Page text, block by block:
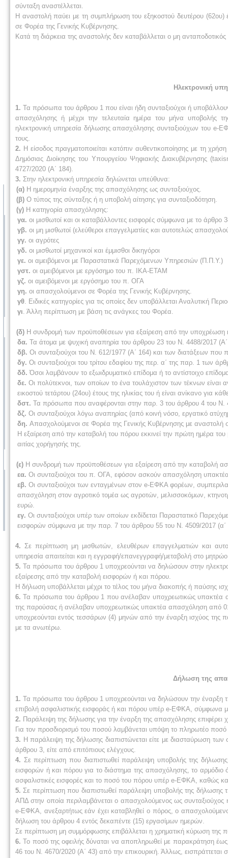
σύνταξη αναστέλλεται.
Η αναστολή παύει με τη συμπλήρωση του εξηκοστού δευτέρου (62ου)
σε Φορέα της Γενικής Κυβέρνησης.
Κατά τη διάρκεια της αναστολής δεν καταβάλλεται ο μη
Ηλεκτρονική
1. Τα πρόσωπα του άρθρου 1 που είναι ήδη συνταξιούχοι ή
απασχόλησης ή μέχρι την τελευταία ημέρα του μήνα υποβολής
ηλεκτρονική υπηρεσία δήλωσης απασχόλησης συνταξιούχων του e-
τους.
2. Η είσοδος πραγματοποιείται κατόπιν αυθεντικοποίησης με τη
Δημόσιας Διοίκησης του Υπουργείου Ψηφιακής Διακυβέρνησης
4727/2020 (Α΄ 184).
3. Στην ηλεκτρονική υπηρεσία δηλώνεται υπεύθυνα:
(α) Η ημερομηνία έναρξης της απασχόλησης ως συνταξιούχος.
(β) Ο τύπος της σύνταξης ή η υποβολή αίτησης για συνταξιοδότηση.
(γ) Η κατηγορία απασχόλησης:
γα. οι μισθωτοί και οι καταβάλλοντες εισφορές σύμφωνα με το
γβ. οι μη μισθωτοί (ελεύθεροι επαγγελματίες και αυτοτελώς
γγ. οι αγρότες
γδ. οι μισθωτοί μηχανικοί και έμμισθοι δικηγόροι
γε. οι αμειβόμενοι με Παραστατικά Παρεχόμενων Υπηρεσιών (Π.Π.Υ.)
γστ. οι αμειβόμενοι με εργόσημο του π. ΙΚΑ-ΕΤΑΜ
γζ. οι αμειβόμενοι με εργόσημο του π. ΟΓΑ
γη. οι απασχολούμενοι σε Φορέα της Γενικής Κυβέρνησης.
γθ . Ειδικές κατηγορίες για τις οποίες δεν υποβάλλεται Αναλυτική
γι . Άλλη περίπτωση με βάση τις ανάγκες του Φορέα.
(δ) Η συνδρομή των προϋποθέσεων για εξαίρεση από την
δα. Τα άτομα με ψυχική αναπηρία του άρθρου 23 του Ν. 4488/2017
δβ. Οι συνταξιούχοι του Ν. 612/1977 (Α΄ 164) και των διατάξεων
δγ. Οι συνταξιούχοι του τρίτου εδαφίου της περ. α΄ της παρ. 1 των
δδ. Όσοι λαμβάνουν το εξωιδρυματικό επίδομα ή το αντίστοιχο
δε. Οι πολύτεκνοι, των οποίων το ένα τουλάχιστον των τέκνων
εικοστού τετάρτου (24ου) έτους της ηλικίας του ή είναι ανίκανο για
δστ. Τα πρόσωπα που αναφέρονται στην παρ. 3 του άρθρου 4 του Ν.
δζ. Οι συνταξιούχοι λόγω αναπηρίας (από κοινή νόσο, εργατικό
δη. Απασχολούμενοι σε Φορέα της Γενικής Κυβέρνησης με
Η εξαίρεση από την καταβολή του πόρου εκκινεί την πρώτη ημέρα του
αιτίας χορήγησής της.
(ε) Η συνδρομή των προϋποθέσεων για εξαίρεση από την καταβολή
εα. Οι συνταξιούχοι του π. ΟΓΑ, εφόσον ασκούν απασχόληση
εβ. Οι συνταξιούχοι των ενταγμένων στον e-ΕΦΚΑ φορέων,
απασχόληση στον αγροτικό τομέα ως αγροτών, μελισσοκόμων,
ευρώ.
εγ. Οι συνταξιούχοι υπέρ των οποίων εκδίδεται Παραστατικό
εισφορών σύμφωνα με την παρ. 7 του άρθρου 55 του Ν. 4509/2017 (α΄
4. Σε περίπτωση μη μισθωτών, ελευθέρων επαγγελματιών και
υπηρεσία απαιτείται και η εγγραφή/επανεγγραφή/μεταβολή στο
5.Τα πρόσωπα του άρθρου 1 υποχρεούνται να δηλώσουν στην
εξαίρεσης από την καταβολή εισφορών ή και πόρου.
Η δήλωση υποβάλλεται μέχρι το τέλος του μήνα διακοπής ή παύσης
6. Τα πρόσωπα του άρθρου 1 που ανέλαβαν υποχρεωτικώς υπακτέα
της παρούσας ή ανέλαβαν υποχρεωτικώς υπακτέα απασχόληση από
υποχρεούνται εντός τεσσάρων (4) μηνών από την έναρξη ισχύος
με τα ανωτέρω.
Δήλωση της
1. Τα πρόσωπα του άρθρου 1 υποχρεούνται να δηλώσουν την έναρξη
επιβολή ασφαλιστικής εισφοράς ή και πόρου υπέρ e-ΕΦΚΑ, σύμφωνα
2. Παράλειψη της δήλωσης για την έναρξη της απασχόλησης επιφέρει
Για τον προσδιορισμό του ποσού λαμβάνεται υπόψη το πληρωτέο
3. Η παράλειψη της δήλωσης διαπιστώνεται είτε με διασταύρωση
άρθρου 3, είτε από επιτόπιους ελέγχους.
4. Σε περίπτωση που διαπιστωθεί παράλειψη υποβολής της
εισφορών ή και πόρου για το διάστημα της απασχόλησης, το
ασφαλιστικές εισφορές και το ποσό του πόρου υπέρ e-ΕΦΚΑ, καθώς
5. Σε περίπτωση που διαπιστωθεί παράλειψη υποβολής της δήλωσης
ΑΠΔ στην οποία περιλαμβάνεται ο απασχολούμενος ως
e-ΕΦΚΑ, ανεξαρτήτως εάν έχει καταβληθεί ο πόρος, ο
δήλωση του άρθρου 4 εντός δεκαπέντε (15) εργασίμων ημερών.
Σε περίπτωση μη συμμόρφωσης επιβάλλεται η χρηματική κύρωση
6. Το ποσό της οφειλής δύναται να αποπληρωθεί με παρακράτηση
46 του Ν. 4670/2020 (Α΄ 43) από την επικουρική. Άλλως,